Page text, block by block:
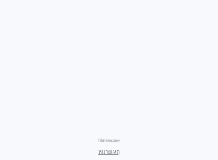
filminwarie
หมายเหตุ